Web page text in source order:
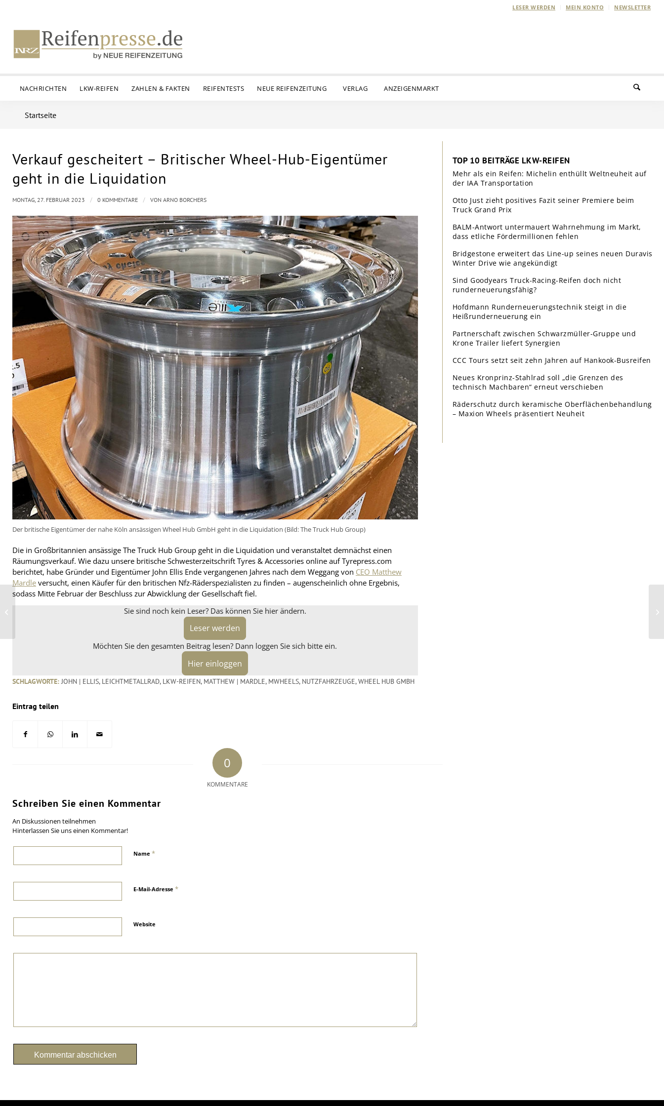
LESER WERDEN MEIN KONTO NEWSLETTER
NACHRICHTEN LKW-REIFEN ZAHLEN & FAKTEN REIFENTESTS NEUE REIFENZEITUNG VERLAG ANZEIGENMARKT
Startseite
Verkauf gescheitert – Britischer Wheel-Hub-Eigentümer
geht in die Liquidation
Der britische Eigentümer der nahe Köln ansässigen Wheel Hub GmbH geht in die Liquidation (Bild: The Truck Hub Group)
Die in Großbritannien ansässige The Truck Hub Group geht in die Liquidation und veranstaltet demnächst einen
Räumungsverkauf. Wie dazu unsere britische Schwesterzeitschrift Tyres & Accessories online auf Tyrepress.com
berichtet, habe Gründer und Eigentümer John Ellis Ende vergangenen Jahres nach dem Weggang von CEO Matthew
Mardle versucht, einen Käufer für den britischen Nfz-Räderspezialisten zu finden – augenscheinlich ohne Ergebnis,
sodass Mitte Februar der Beschluss zur Abwicklung der Gesellschaft fiel.
Sie sind noch kein Leser? Das können Sie hier ändern.
Leser werden
Möchten Sie den gesamten Beitrag lesen? Dann loggen Sie sich bitte ein.
Hier einloggen
MONTAG, 27. FEBRUAR 2023 / 0 KOMMENTARE / VON ARNO BORCHERS
SCHLAGWORTE: JOHN | ELLIS, LEICHTMETALLRAD, LKW-REIFEN, MATTHEW | MARDLE, MWHEELS, NUTZFAHRZEUGE,WHEEL HUB GMBH
Eintrag teilen
0
KOMMENTARE
Schreiben Sie einen Kommentar
An Diskussionen teilnehmen
Hinterlassen Sie uns einen Kommentar!
Name *
E-Mail-Adresse *
Website
TOP 10 BEITRÄGE LKW-REIFEN
Mehr als ein Reifen: Michelin enthüllt Weltneuheit auf
der IAA Transportation
Otto Just zieht positives Fazit seiner Premiere beim
Truck Grand Prix
BALM-Antwort untermauert Wahrnehmung im Markt,
dass etliche Fördermillionen fehlen
Bridgestone erweitert das Line-up seines neuen Duravis
Winter Drive wie angekündigt
Sind Goodyears Truck-Racing-Reifen doch nicht
runderneuerungsfähig?
Hofdmann Runderneuerungstechnik steigt in die
Heißrunderneuerung ein
Partnerschaft zwischen Schwarzmüller-Gruppe und
Krone Trailer liefert Synergien
CCC Tours setzt seit zehn Jahren auf Hankook-Busreifen
Neues Kronprinz-Stahlrad soll „die Grenzen des
technisch Machbaren“ erneut verschieben
Räderschutz durch keramische Oberflächenbehandlung
– Maxion Wheels präsentiert Neuheit